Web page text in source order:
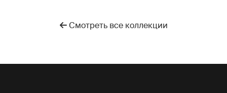
Смотреть все коллекции